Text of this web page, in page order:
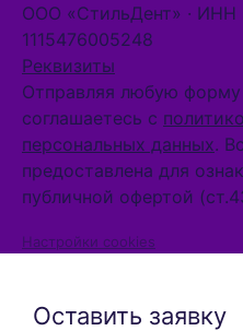
ООО «СтильДент» · ИНН
1115476005248
Реквизиты
Отправляя любую форму
соглашаетесь с
персональных данных.
предоставлена для
публичной офертой
Настройки cookies
Оставить заявку